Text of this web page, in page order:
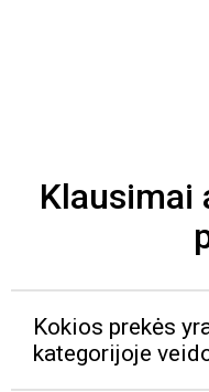
Klausimai
Kokios prekės
kategorijoje